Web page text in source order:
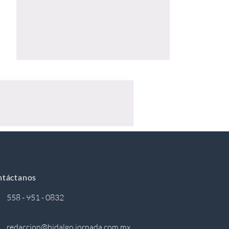
558 - 951 - 0832
redaccion@hidalgo.jornada.com.mx